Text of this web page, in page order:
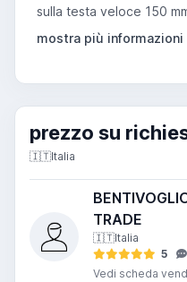
sulla testa veloce 150
prezzo su
🇮🇹Italia
TRADE
🇮🇹Italia
5
Vedi scheda